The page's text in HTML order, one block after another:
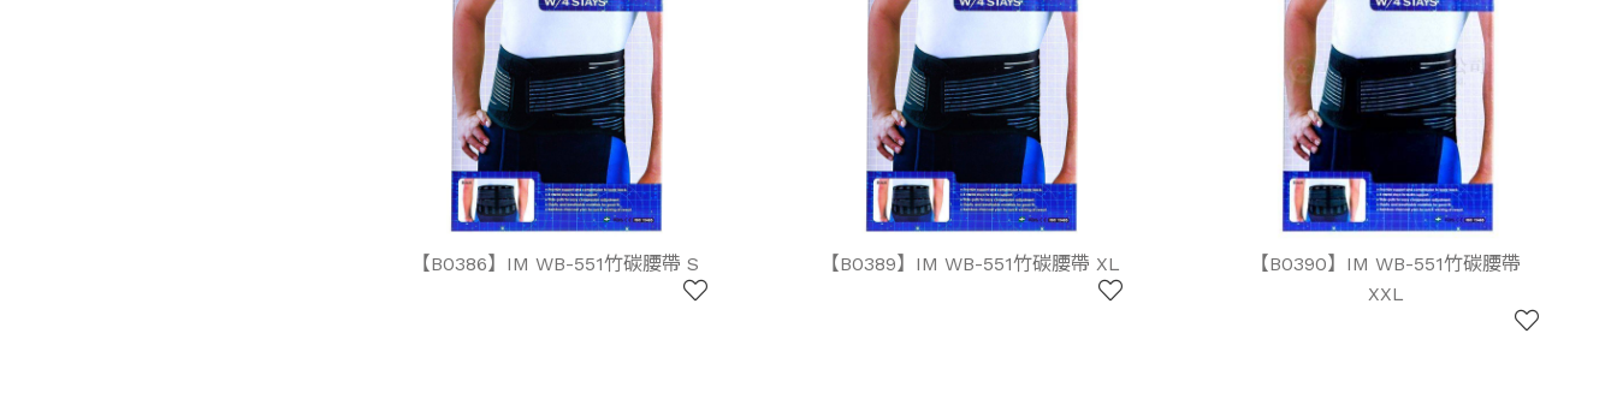
【B0386】IM WB-551竹碳腰帶 S 【B0389】IM WB-551竹碳腰帶 XL
【B0390】IM WB-551竹碳腰帶
XXL